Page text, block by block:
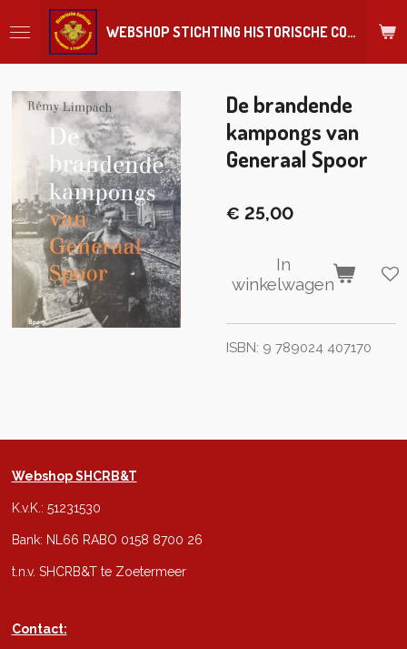
direct
hoofdinhoud
WEBSHOP STICHTING HISTORISCHE COLLECTIE REGIMENT
De brandende
kampongs van
Generaal Spoor
€ 25,00
In
winkelwagen
ISBN: 9 789024 407170
Webshop SHCRB&T
K.v.K.: 51231530
Bank: NL66 RABO 0158 8700 26
t.n.v. SHCRB&T te Zoetermeer
Contact: